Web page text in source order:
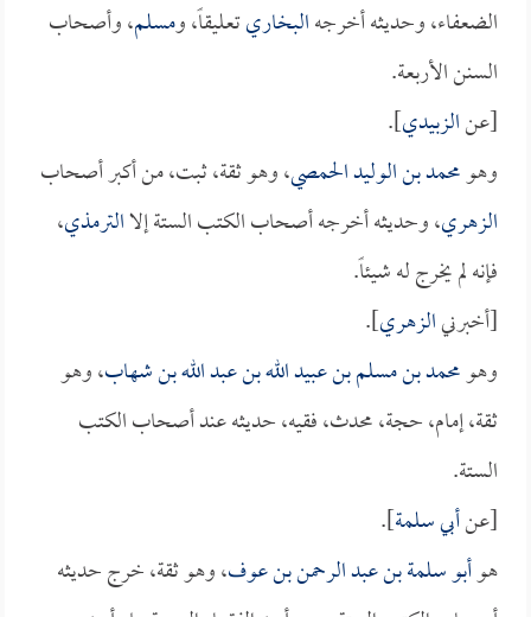
الضعفاء، وحديثه أخرجهالبخاريتعليقاً، ومسلم، وأصحاب
السنن الأربعة.
[عنالزبيدي].
وهومحمد بن الوليد الحمصي، وهو ثقة، ثبت، من أكبر أصحاب
الزهري، وحديثه أخرجه أصحاب الكتب الستة إلاالترمذي،
فإنه لم يخرج له شيئاً.
[أخبرنيالزهري].
وهومحمد بن مسلم بن عبيد الله بن عبد الله بن شهاب، وهو
ثقة، إمام، حجة، محدث، فقيه، حديثه عند أصحاب الكتب
الستة.
[عنأبي سلمة].
هوأبو سلمة بن عبد الرحمن بن عوف، وهو ثقة، خرج حديثه